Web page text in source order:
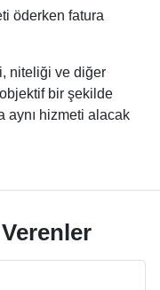
öderken fatura
niteliği ve diğer
bir şekilde
aynı hizmeti alacak